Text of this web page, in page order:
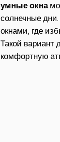
умные окна
солнечные
окнами, где
Такой вариант
комфортную